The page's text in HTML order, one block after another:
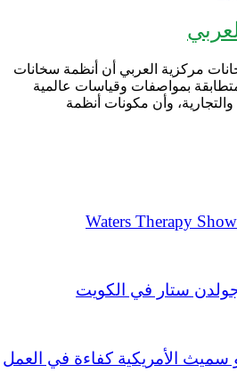
مركزية العربي أن أنظمة سخانات
بمواصفات وقياسات عالمية
وأن مكونات أنظمة
جولدن ستار في الكويت
سميث الأمريكية كفاءة في العمل